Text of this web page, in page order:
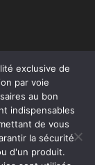
le
tarifs sur
exclusive de
par voie
au bon
indispensables
de vous
la sécurité
d'un produit.